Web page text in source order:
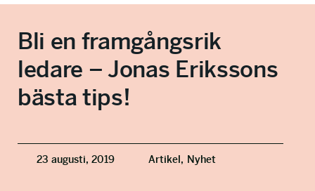
Bli en framgångsrik
ledare – Jonas Erikssons
bästa tips!
23 augusti, 2019 Artikel, Nyhet